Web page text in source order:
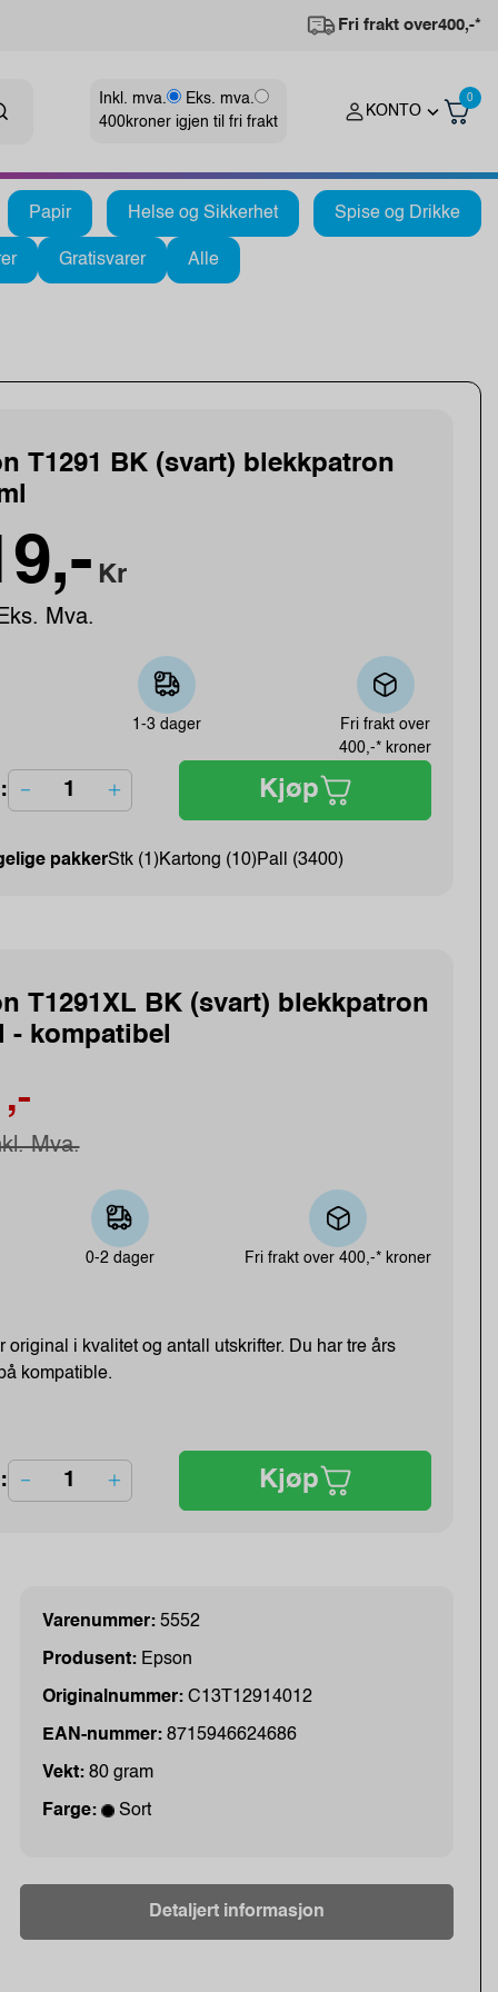
Fri frakt over400,-*
Inkl. mva.
Eks. mva.
400kroner igjen til fri frakt
KONTO
0
Papir Helse og Sikkerhet Spise og Drikke
Gratisvarer Alle
T1291 BK (svart) blekkpatron
Kr
Mva.
1-3 dager
Fri frakt over
400,-* kroner
Kjøp
pakkerStk (1)Kartong (10)Pall (3400)
T1291XL BK (svart) blekkpatron
- kompatibel
Mva.
0-2 dager Fri frakt over 400,-* kroner
original i kvalitet og antall utskrifter. Du har tre års
kompatible.
Kjøp
Varenummer:5552
Produsent: Epson
Originalnummer:C13T12914012
EAN-nummer:8715946624686
Vekt:80 gram
Farge: Sort
Detaljert informasjon